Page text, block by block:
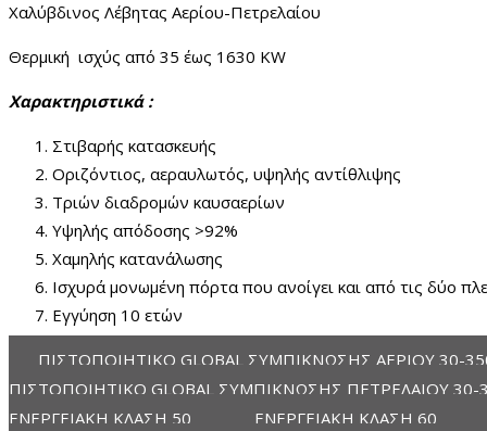
Χαλύβδινος Λέβητας Αερίου-Πετρελαίου
Θερμική ισχύς από 35 έως 1630 ΚW
Χαρακτηριστικά :
Στιβαρής κατασκευής
Οριζόντιος, αεραυλωτός, υψηλής αντίθλιψης
Τριών διαδρομών καυσαερίων
Υψηλής απόδοσης >92%
Χαμηλής κατανάλωσης
Ισχυρά μονωμένη πόρτα που ανοίγει και από τις δύο
Εγγύηση 10 ετών
ΠΙΣΤΟΠΟΙΗΤΙΚΟ GLOBAL ΣΥΜΠΙΚΝΩΣΗΣ ΑΕΡΙΟΥ 30-
ΠΙΣΤΟΠΟΙΗΤΙΚΟ GLOBAL ΣΥΜΠΙΚΝΩΣΗΣ ΠΕΤΡΕΛΑΙΟΥ 30-
ΕΝΕΡΓΕΙΑΚΗ ΚΛΑΣΗ 50
ΕΝΕΡΓΕΙΑΚΗ ΚΛΑΣΗ 60